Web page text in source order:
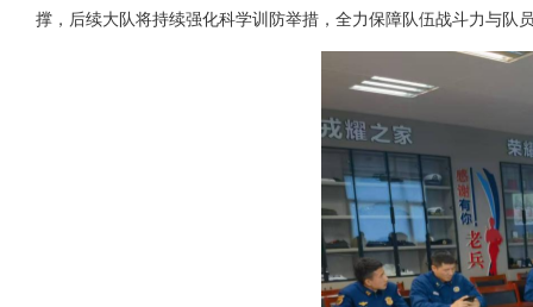
撑，后续大队将持续强化科学训防举措，全力保障队伍战斗力与队